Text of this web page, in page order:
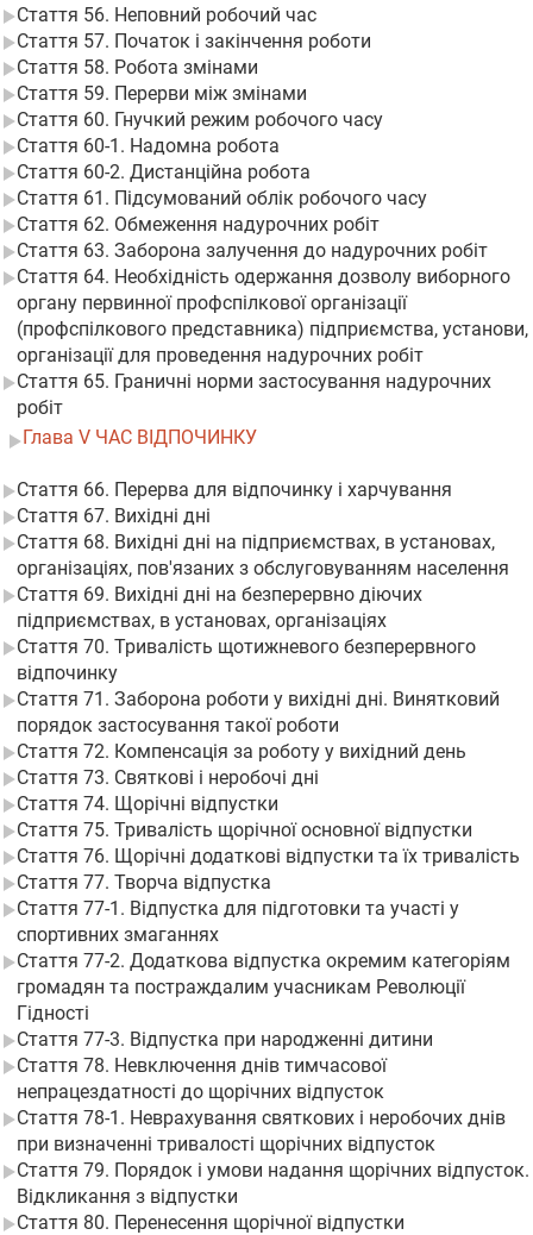
Стаття 56. Неповний робочий час
Стаття 57. Початок і закінчення роботи
Стаття 58. Робота змінами
Стаття 59. Перерви між змінами
Стаття 60. Гнучкий режим робочого часу
Стаття 60-1. Надомна робота
Стаття 60-2. Дистанційна робота
Стаття 61. Підсумований облік робочого часу
Стаття 62. Обмеження надурочних робіт
Стаття 63. Заборона залучення до надурочних робіт
Стаття 64. Необхідність одержання дозволу виборного
органу первинної профспілкової організації
(профспілкового представника) підприємства, установи,
організації для проведення надурочних робіт
Стаття 65. Граничні норми застосування надурочних
робіт
Глава V ЧАС ВІДПОЧИНКУ
Стаття 66. Перерва для відпочинку і харчування
Стаття 67. Вихідні дні
Стаття 68. Вихідні дні на підприємствах, в установах,
організаціях, пов'язаних з обслуговуванням населення
Стаття 69. Вихідні дні на безперервно діючих
підприємствах, в установах, організаціях
Стаття 70. Тривалість щотижневого безперервного
відпочинку
Стаття 71. Заборона роботи у вихідні дні. Винятковий
порядок застосування такої роботи
Стаття 72. Компенсація за роботу у вихідний день
Стаття 73. Святкові і неробочі дні
Стаття 74. Щорічні відпустки
Стаття 75. Тривалість щорічної основної відпустки
Стаття 76. Щорічні додаткові відпустки та їх тривалість
Стаття 77. Творча відпустка
Стаття 77-1. Відпустка для підготовки та участі у
спортивних змаганнях
Стаття 77-2. Додаткова відпустка окремим категоріям
громадян та постраждалим учасникам Революції
Гідності
Стаття 77-3. Відпустка при народженні дитини
Стаття 78. Невключення днів тимчасової
непрацездатності до щорічних відпусток
Стаття 78-1. Неврахування святкових і неробочих днів
при визначенні тривалості щорічних відпусток
Стаття 79. Порядок і умови надання щорічних відпусток.
Відкликання з відпустки
Стаття 80. Перенесення щорічної відпустки